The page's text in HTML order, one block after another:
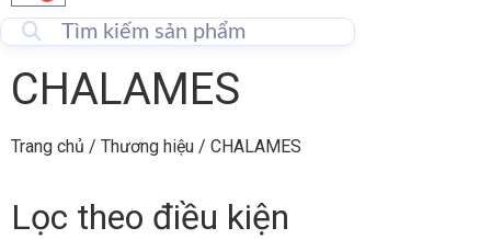
CHALAMES
Trang chủ / Thương hiệu / CHALAMES
Lọc theo điều kiện